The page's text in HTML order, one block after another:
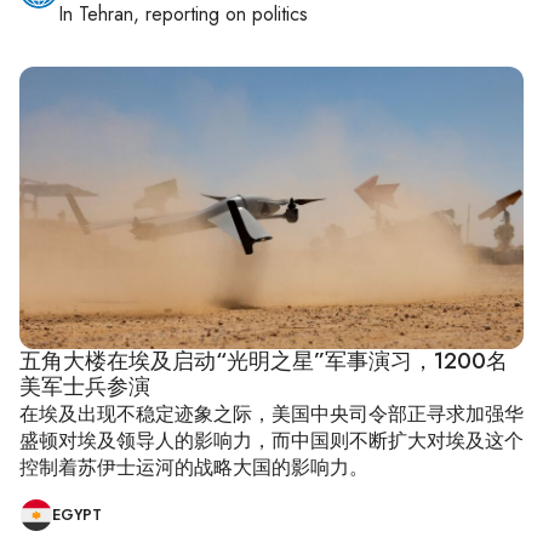
In Tehran, reporting on politics
五角大楼在埃及启动“光明之星”军事演习，1200名
美军士兵参演
在埃及出现不稳定迹象之际，美国中央司令部正寻求加强华
盛顿对埃及领导人的影响力，而中国则不断扩大对埃及这个
控制着苏伊士运河的战略大国的影响力。
EGYPT